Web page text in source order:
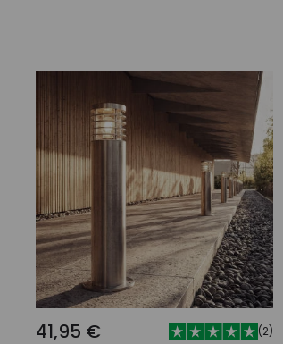
41,95 € (2)